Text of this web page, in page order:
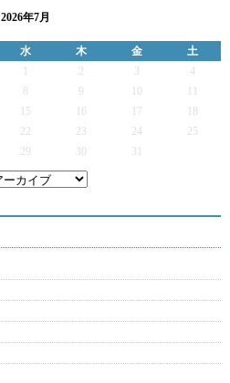
2026年7月
水 木 金
土
2 3
4
9
15 16 17
22 23 24
25
29 30 31